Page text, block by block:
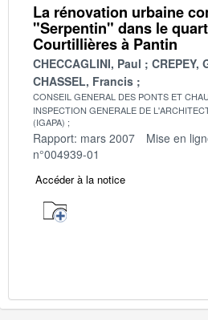
La rénovation urbaine
"Serpentin" dans le
Courtillières à Pantin
CHECCAGLINI, Paul
CREPEY,
CHASSEL, Francis
CONSEIL GENERAL DES PONTS ET
INSPECTION GENERALE DE
(IGAPA)
Rapport: mars 2007 Mise en
n°004939-01
Accéder à la notice